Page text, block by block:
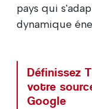
pays qui
dynamique
Définissez
votre
Google